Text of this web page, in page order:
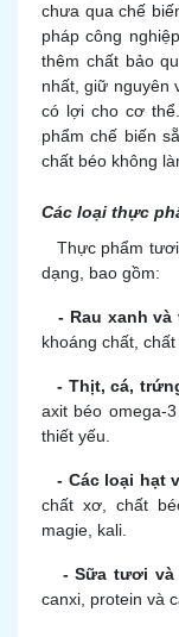
chưa qua chế
pháp công
thêm chất bảo
nhất, giữ nguyên
có lợi cho cơ
phẩm chế biến
chất béo không
Các loại thực
Thực phẩm tươi
dạng, bao gồm:
- Rau xanh và
khoáng chất,
- Thịt, cá,
axit béo omega-
thiết yếu.
- Các loại hạt
chất xơ, chất
magie, kali.
-Sữa tươi
canxi, protein và